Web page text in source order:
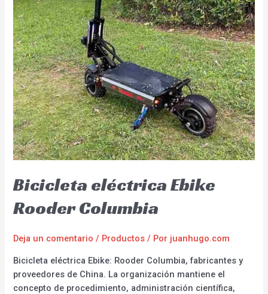
Bicicleta eléctrica Ebike
Rooder Columbia
Deja un comentario / Productos / Por juanhugo.com
Bicicleta eléctrica Ebike: Rooder Columbia, fabricantes y
proveedores de China. La organización mantiene el
concepto de procedimiento, administración científica,